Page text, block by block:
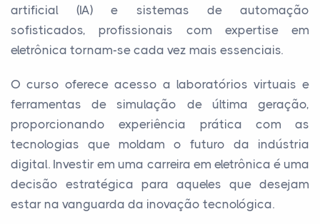
artificial (IA) e sistemas de automação
sofisticados, profissionais com expertise em
eletrônica tornam-se cada vez mais essenciais.
O curso oferece acesso a laboratórios virtuais e
ferramentas de simulação de última geração,
proporcionando experiência prática com as
tecnologias que moldam o futuro da indústria
digital. Investir em uma carreira em eletrônica é uma
decisão estratégica para aqueles que desejam
estar na vanguarda da inovação tecnológica.